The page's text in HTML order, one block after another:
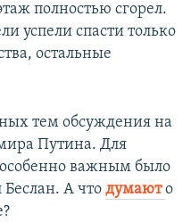
полностью сгорел.
успели спасти только
остальные
тем обсуждения на
Путина. Для
важным было
Беслан. А что думаюто